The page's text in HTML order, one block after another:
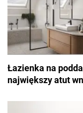
Łazienka na
największy atut